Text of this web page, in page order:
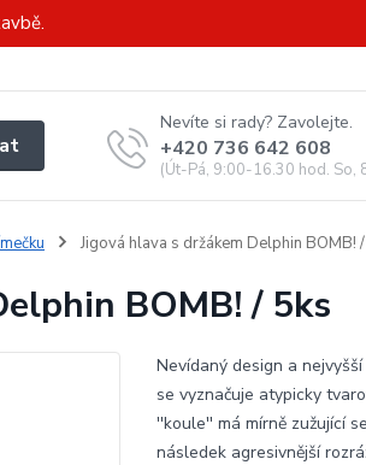
Nevíte si rady? Zavolejte.
+420 736 642 608
(Út-Pá, 9:00-16.30 hod. So,
Jigová hlava s držákem Delphin BOMB!
BOMB! / 5ks
Nevídaný design a
se vyznačuje atypicky
''koule'' má mírně zužující
následek agresivnější